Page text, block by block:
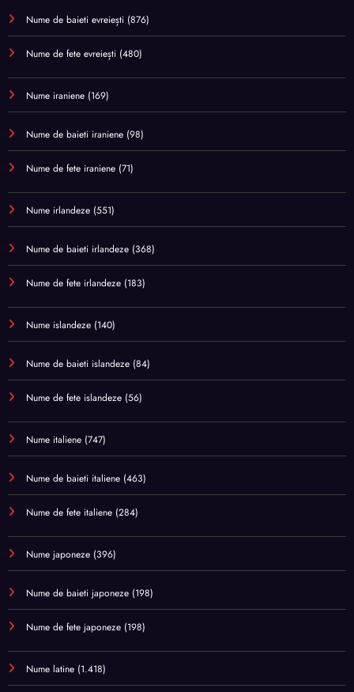
Nume de baieti evreiești (876)
Nume de fete evreiești (480)
Nume iraniene (169)
Nume de baieti iraniene (98)
Nume de fete iraniene (71)
Nume irlandeze (551)
Nume de baieti irlandeze (368)
Nume de fete irlandeze (183)
Nume islandeze (140)
Nume de baieti islandeze (84)
Nume de fete islandeze (56)
Nume italiene (747)
Nume de baieti italiene (463)
Nume de fete italiene (284)
Nume japoneze (396)
Nume de baieti japoneze (198)
Nume de fete japoneze (198)
Nume latine (1.418)